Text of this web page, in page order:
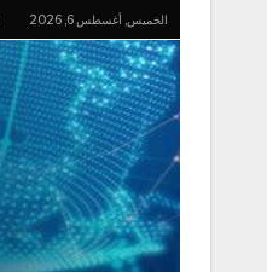
الخميس, أغسطس 6, 2026